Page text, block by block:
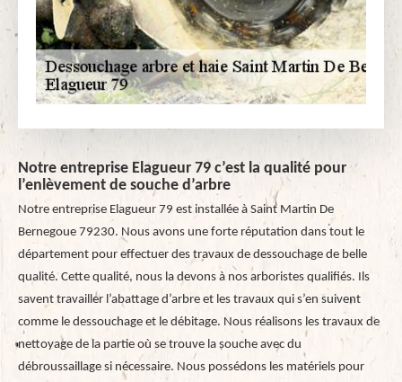
Notre entreprise Elagueur 79 c’est la qualité pour
l’enlèvement de souche d’arbre
Notre entreprise Elagueur 79 est installée à Saint Martin De
Bernegoue 79230. Nous avons une forte réputation dans tout le
département pour effectuer des travaux de dessouchage de belle
qualité. Cette qualité, nous la devons à nos arboristes qualifiés. Ils
savent travailler l’abattage d’arbre et les travaux qui s’en suivent
comme le dessouchage et le débitage. Nous réalisons les travaux de
nettoyage de la partie où se trouve la souche avec du
débroussaillage si nécessaire. Nous possédons les matériels pour